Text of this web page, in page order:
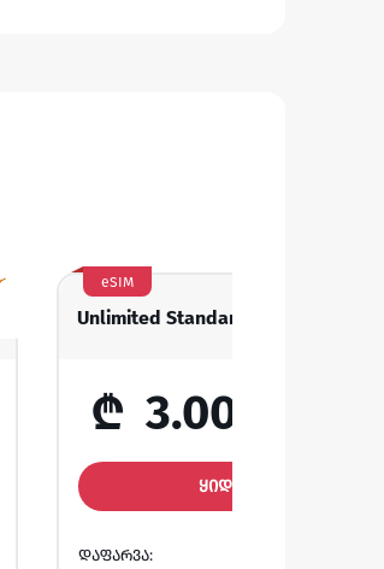
Unlimited Standard
eSIM
₾ 3.00
ᲧᲘᲓᲕᲐ
ᲓᲐᲤᲐᲠᲕᲐ: